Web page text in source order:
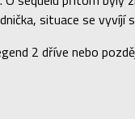
situace se vyvíjí
2 dříve nebo